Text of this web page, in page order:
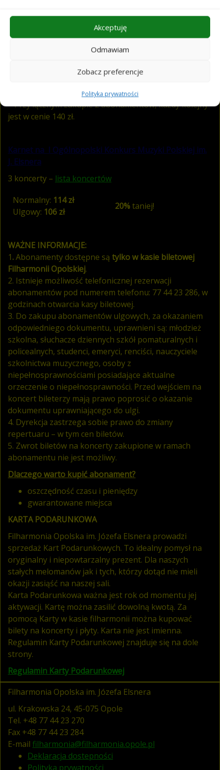
Akceptuję
Odmawiam
Zobacz preferencje
Polityka prywatności
jest w cenie 156 zł.
6 koncertów rodzinnych –
lista koncertów
* Przy łącznym zakupie 2 abonamentów, każdy kolejny
jest w cenie 140 zł.
Karnet na I Ogólnopolski Konkurs Muzyki Polskiej im.
J. Elsnera
3 koncerty – lista koncertów
Normalny: 114 zł
Ulgowy: 106 zł
20%taniej!
WAŻNE INFORMACJE:
1.Abonamenty dostępne są tylko w kasie biletowej
Filharmonii Opolskiej.
2. Istnieje możliwość telefonicznej rezerwacji
abonamentów pod numerem telefonu: 77 44 23 286, w
godzinach otwarcia kasy biletowej.
3. Do zakupu abonamentów ulgowych, za okazaniem
odpowiedniego dokumentu, uprawnieni są: młodzież
szkolna, słuchacze dziennych szkół pomaturalnych i
policealnych, studenci, emeryci, renciści, nauczyciele
szkolnictwa muzycznego, osoby z
niepełnosprawnościami posiadające aktualne
orzeczenie o niepełnosprawności. Przed wejściem na
koncert bileterzy mają prawo poprosić o okazanie
dokumentu uprawniającego do ulgi.
4. Dyrekcja zastrzega sobie prawo do zmiany
repertuaru – w tym cen biletów.
5. Zwrot biletów na koncerty zakupione w ramach
abonamentu nie jest możliwy.
­­Dlaczego warto kupić abonament?
oszczędność czasu i pieniędzy
gwarantowane miejsca
KARTA PODARUNKOWA
Filharmonia Opolska im. Józefa Elsnera prowadzi
sprzedaż Kart Podarunkowych. To idealny pomysł na
oryginalny i niepowtarzalny prezent. Dla naszych
stałych melomanów jak i tych, którzy dotąd nie mieli
okazji zasiąść na naszej sali.
Karta Podarunkowa ważna jest rok od momentu jej
aktywacji. Kartę można zasilić dowolną kwotą. Za
pomocą Karty w kasie filharmonii można kupować
bilety na koncerty i płyty. Karta nie jest imienna.
Regulamin Karty Podarunkowej znajduje się na dole
strony.
Regulamin Karty Podarunkowej
Filharmonia Opolska im. Józefa Elsnera
ul. Krakowska 24, 45-075 Opole
Tel. +48 77 44 23 270
Fax +48 77 44 23 284
E-mail filharmonia@filharmonia.opole.pl
Deklaracja dostepności
Polityka prywatności